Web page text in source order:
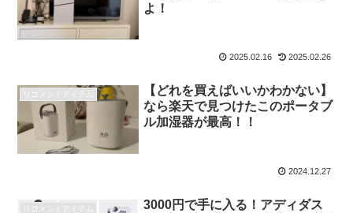
よ！
2025.02.16 2025.02.26
リコメンドアイテム
【どれを買えばいいかわかない】
なら楽天で見つけたこのポータブ
ル加湿器が最高！！
2024.12.27
リコメンドアイテム
3000円で手に入る！アディダス